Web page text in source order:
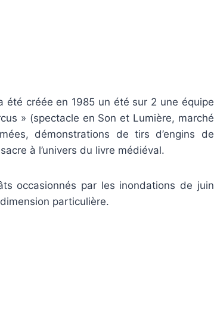
été créée en 1985 un été sur 2 une équipe
» (spectacle en Son et Lumière, marché
démonstrations de tirs d’engins de
à l’univers du livre médiéval.
occasionnés par les inondations de juin
particulière.